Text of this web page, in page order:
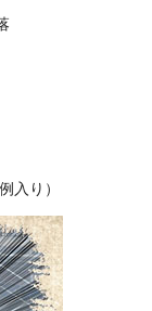
入り）